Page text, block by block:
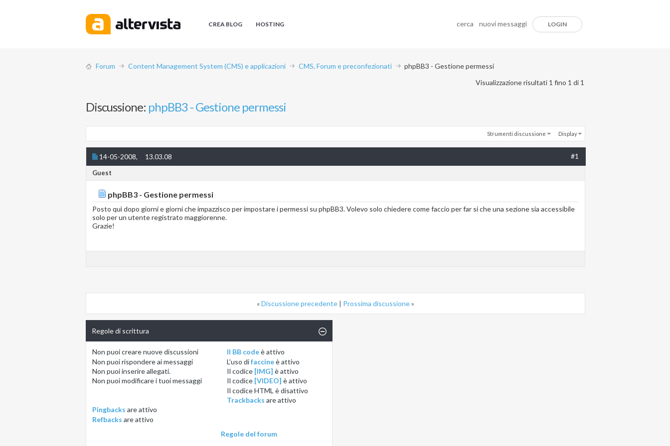
CREA BLOG HOSTING cerca nuovi messaggi LOGIN
Forum Content Management System (CMS) e applicazioni CMS, Forum e preconfezionati
phpBB3 - Gestione permessi
Visualizzazione risultati 1 fino 1 di 1
Discussione: phpBB3 - Gestione permessi
Strumenti discussione Display
14-05-2008, 13.03.08 #1
Guest
phpBB3 - Gestione permessi
Posto quì dopo giorni e giorni che impazzisco per impostare i permessi su phpBB3. Volevo solo chiedere come faccio per far si che una sezione sia accessibile
solo per un utente registrato maggiorenne.
Grazie!
«Discussione precedente | Prossima discussione»
Regole di scrittura
Non puoicreare nuove discussioni
Non puoirispondere ai messaggi
Non puoiinserire allegati.
Non puoimodificare i tuoi messaggi
Il BB codeèattivo
L'uso difaccineèattivo
Il codice [IMG] èattivo
Il codice [VIDEO] èattivo
Il codice HTML èdisattivo
Trackbacks areattivo
Pingbacks areattivo
Refbacks areattivo
Regole del forum